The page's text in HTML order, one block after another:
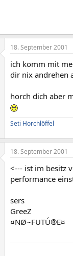
18. September 2001
ich komm mit
dir nix andrehen
horch dich aber
Seti Horchlöffel
18. September 2001
<--- ist im besitz
performance
sers
GreeZ
¤NØ~FUTÚ®E¤